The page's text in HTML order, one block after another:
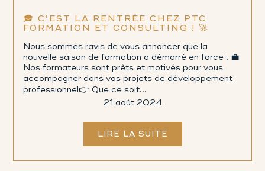
🎓 C’EST LA RENTRÉE CHEZ PTC
FORMATION ET CONSULTING ! 🚀
Nous sommes ravis de vous annoncer que la
nouvelle saison de formation a démarré en force ! 💼
Nos formateurs sont prêts et motivés pour vous
accompagner dans vos projets de développement
professionnel👉 Que ce soit...
21 août 2024
LIRE LA SUITE